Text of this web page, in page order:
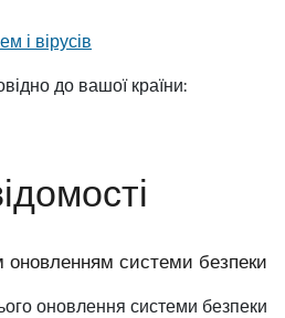
і вірусів
до вашої країни:
оновленням системи безпеки
оновлення системи безпеки